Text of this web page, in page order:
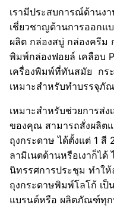
เรามีประสบการณ์ด้าน
เชี่ยวชาญด้านการออกแ
ผลิต กล่องสบู่ กล่องครีม
พิมพ์กล่องฟอยล์ เคลือบ
เครื่องพิมพ์ที่ทันสมัย กร
เหมาะสำหรับทำบรรจุ
เหมาะสำหรับช่วยการส่
ของคุณ สามารถสั่งผลิต
ถุงกระดาษ ได้ตั้งแต่ 1
ลามิเนตด้านหรือเงาก็ไ
นิทรรศการประชุม ทำให้
ถุงกระดาษพิมพ์โลโก้ เป็
แบรนด์หรือ ผลิตภัณฑ์ทุ